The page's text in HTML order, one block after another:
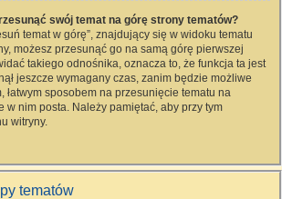
swój temat na górę strony tematów?
temat w górę”, znajdujący się w widoku tematu
możesz przesunąć go na samą górę pierwszej
takiego odnośnika, oznacza to, że funkcja ta jest
jeszcze wymagany czas, zanim będzie możliwe
łatwym sposobem na przesunięcie tematu na
w nim posta. Należy pamiętać, aby przy tym
witryny.
tematów